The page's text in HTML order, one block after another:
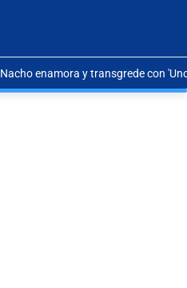
Nacho enamora y transgrede con